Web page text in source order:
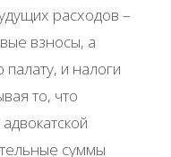
расходов –
взносы, а
палату, и налоги
то, что
суммы